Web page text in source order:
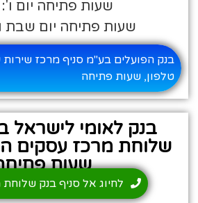
שעות פתיחה יום ו':
שעות פתיחה יום שבת
טלפון, שעות פתיחה
בנק לאומי לישראל
שלוחת מרכז עסקים
שעות
לחיוג אל סניף בנק